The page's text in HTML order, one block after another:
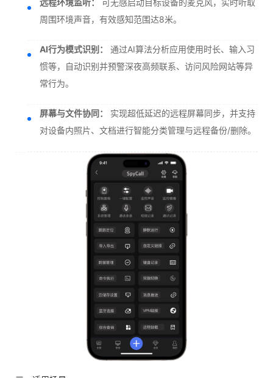
远程环境监听：
可无感启动目标设备的麦克风，实时听取
周围环境声音，有效感知范围达8米。
AI行为模式识别：
通过AI算法分析应用使用时长、输入习
惯等，自动识别并预警深夜高频联系、访问风险网站等异
常行为。
屏幕与文件协同：
实现超低延迟的远程屏幕同步，并支持
对设备内照片、文档进行智能分类管理与远程备份/删除。